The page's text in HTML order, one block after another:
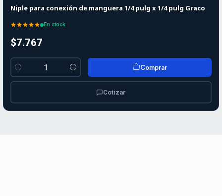
Niple para conexión de manguera 1/4 pulg x 1/4 pulg Graco
En stock
$7.767
Cantidad
Comprar
Cotizar